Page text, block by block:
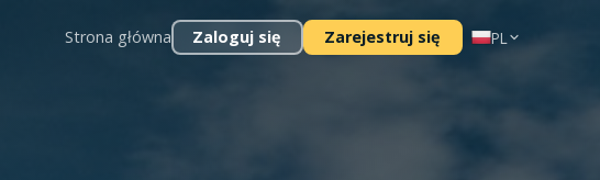
Strona główna Zaloguj się Zarejestruj się PL